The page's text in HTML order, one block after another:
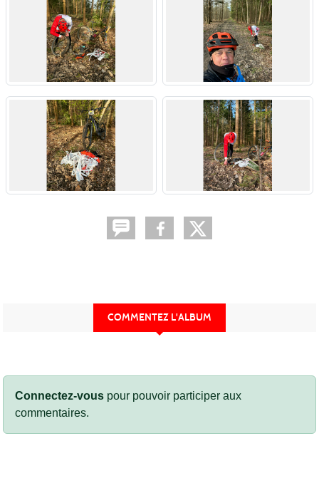
COMMENTEZ L'ALBUM
Connectez-vous pour pouvoir participer aux
commentaires.